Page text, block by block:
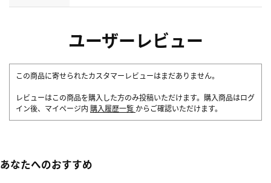
ユーザーレビュー
この商品に寄せられたカスタマーレビューはまだありません。
レビューはこの商品を購入した方のみ投稿いただけます。購入商品はログ
イン後、マイページ内 購入履歴一覧 からご確認いただけます。
あなたへのおすすめ